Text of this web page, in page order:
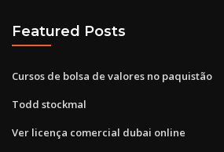
Featured Posts
Cursos de bolsa de valores no paquistão
Todd stockmal
Ver licença comercial dubai online